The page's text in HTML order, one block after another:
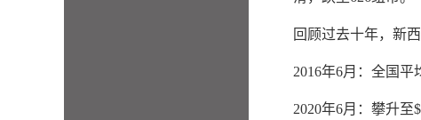
回顾过去十年，新
2016年6月：全国平
2020年6月：攀升至